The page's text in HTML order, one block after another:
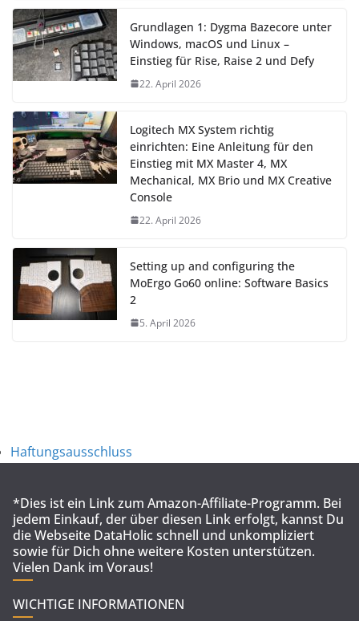
Grundlagen 1: Dygma Bazecore unter
Windows, macOS und Linux –
Einstieg für Rise, Raise 2 und Defy
22. April 2026
Logitech MX System richtig
einrichten: Eine Anleitung für den
Einstieg mit MX Master 4, MX
Mechanical, MX Brio und MX Creative
Console
22. April 2026
Setting up and configuring the
MoErgo Go60 online: Software Basics
2
5. April 2026
Haftungsausschluss
*Dies ist ein Link zum Amazon-Affiliate-Programm. Bei
jedem Einkauf, der über diesen Link erfolgt, kannst Du
die Webseite DataHolic schnell und unkompliziert
sowie für Dich ohne weitere Kosten unterstützen.
Vielen Dank im Voraus!
WICHTIGE INFORMATIONEN